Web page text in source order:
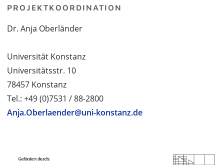
PROJEKTKOORDINATION
Dr. Anja Oberländer
Universität Konstanz
Universitätsstr. 10
78457 Konstanz
Tel.: +49 (0)7531 / 88-2800
Anja.Oberlaender@uni-konstanz.de